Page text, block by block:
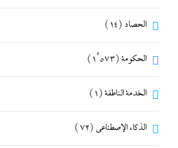
الحصاد (14)
الحكومة(1٬573)
الخدمة الناطقة(1)
الذكاء الإصطناعي (72)